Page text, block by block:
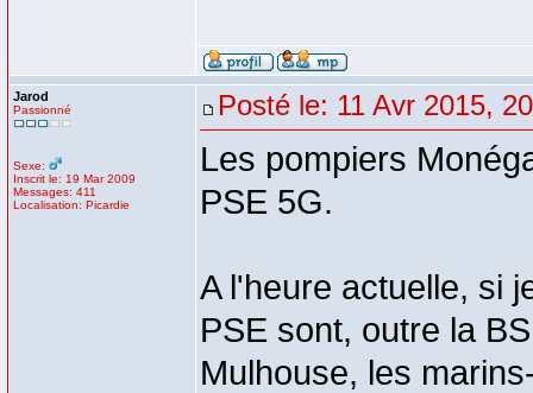
Jarod
Passionné
Sexe:
Inscrit le: 19 Mar 2009
Messages: 411
Localisation: Picardie
Posté le: 11 Avr 2015,
Les pompiers
PSE 5G.
A l'heure actuelle, si
PSE sont, outre la
Mulhouse, les